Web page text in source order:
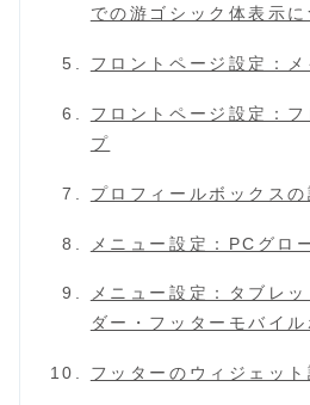
での游ゴシック体表示に
フロントページ設定：
フロントページ設定：
プ
プロフィールボックスの
メニュー設定：PCグロ
メニュー設定：タブレ
ダー・フッターモバイル
フッターのウィジェット